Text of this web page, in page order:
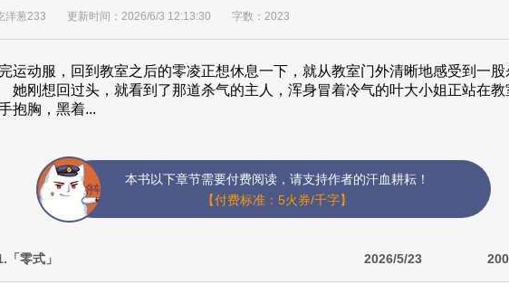
洋葱233 更新时间：2026/6/3 12:13:30 字数：2023
动服，回到教室之后的零凌正想休息一下，就从教室门外清晰地感受到一股
想回过头，就看到了那道杀气的主人，浑身冒着冷气的叶大小姐正站在
抱胸，黑着...
本书以下章节需要付费阅读，请支持作者的汗血耕耘！
【付费标准：5火券/千字】
「零式」 2026/5/23